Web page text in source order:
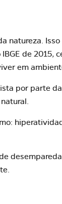
natureza.
de 2015,
em
por parte